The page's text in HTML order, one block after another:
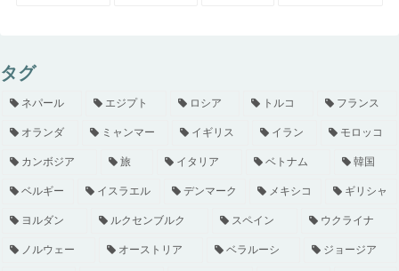
タグ
ネパール エジプト ロシア トルコ フランス
オランダ ミャンマー イギリス イラン モロッコ
カンボジア 旅 イタリア ベトナム 韓国
ベルギー イスラエル デンマーク メキシコ ギリシャ
ヨルダン ルクセンブルク スペイン ウクライナ
ノルウェー オーストリア ベラルーシ ジョージア